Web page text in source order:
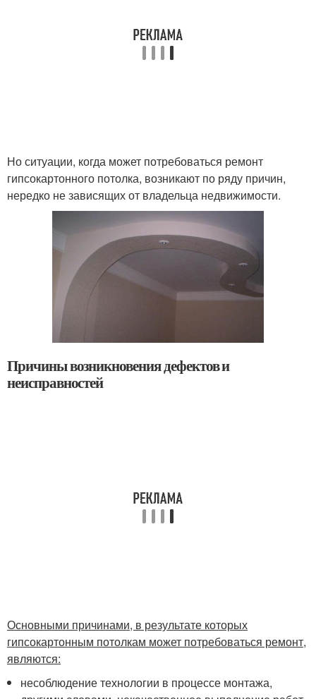
Но ситуации, когда может потребоваться ремонт
гипсокартонного потолка, возникают по ряду причин,
нередко не зависящих от владельца недвижимости.
Причины возникновения дефектов и
неисправностей
Основными причинами, в результате которых
гипсокартонным потолкам может потребоваться ремонт,
являются:
несоблюдение технологии в процессе монтажа,